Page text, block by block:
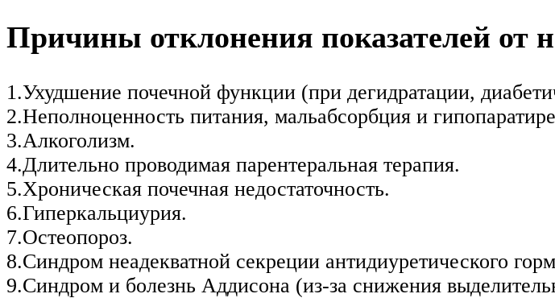
Причины отклонения показателей от
1.Ухудшение почечной функции (при дегидратации,
2.Неполноценность питания, мальабсорбция и
3.Алкоголизм.
4.Длительно проводимая парентеральная терапия.
5.Хроническая почечная недостаточность.
6.Гиперкальциурия.
7.Остеопороз.
8.Синдром неадекватной секреции антидиуретического
9.Синдром и болезнь Аддисона (из-за снижения